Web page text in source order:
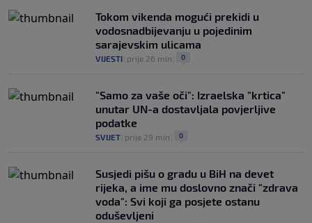
Tokom vikenda mogući prekidi u
vodosnadbijevanju u pojedinim
sarajevskim ulicama
VIJESTI prije 26 min 0
"Samo za vaše oči": Izraelska "krtica"
unutar UN-a dostavljala povjerljive
podatke
SVIJET prije 29 min 0
Susjedi pišu o gradu u BiH na devet
rijeka, a ime mu doslovno znači "zdrava
voda": Svi koji ga posjete ostanu
oduševljeni